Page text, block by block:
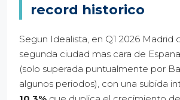
record historico
Segun Idealista, en Q1 2026 Madrid
segunda ciudad mas cara de
(solo superada puntualmente por
algunos periodos), con una subida